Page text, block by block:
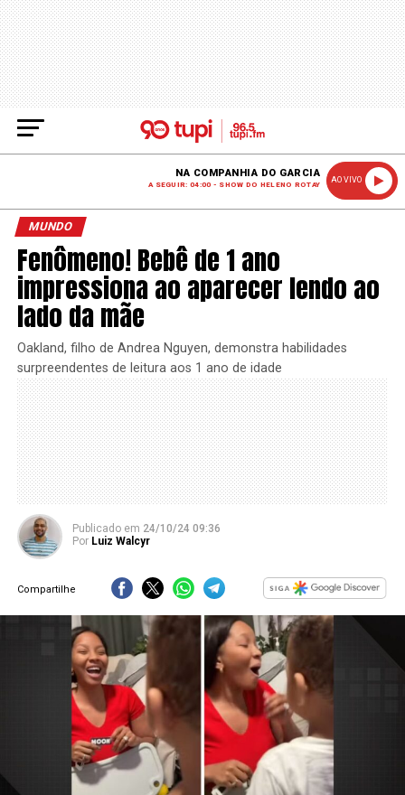
NA COMPANHIA DO GARCIA
A SEGUIR: 04:00 - SHOW DO HELENO ROTAY
AO VIVO
MUNDO
Fenômeno! Bebê de 1 ano
impressiona ao aparecer lendo ao
lado da mãe
Oakland, filho de Andrea Nguyen, demonstra habilidades
surpreendentes de leitura aos 1 ano de idade
Publicado em 24/10/24 09:36
Por Luiz Walcyr
Compartilhe